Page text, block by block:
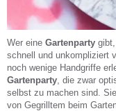
Wer eine Gartenparty
schnell und unkompliziert
noch wenige Handgriffe
Gartenparty , die zwar
selbst zu machen sind.
von Gegrilltem beim